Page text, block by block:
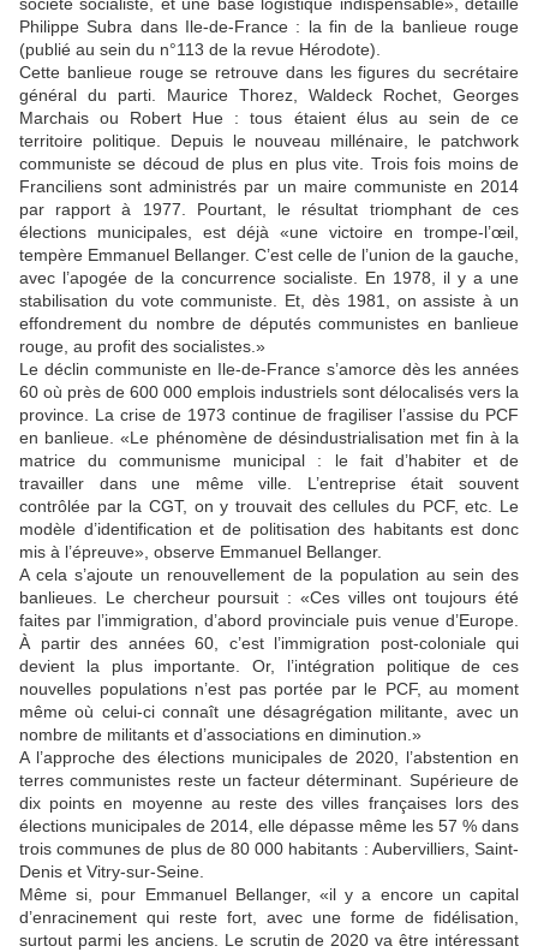
Philippe Subra dans Ile-de-France : la fin de la banlieue rouge
(publié au sein du n°113 de la revue Hérodote).
Cette banlieue rouge se retrouve dans les figures du secrétaire
général du parti. Maurice Thorez, Waldeck Rochet, Georges
Marchais ou Robert Hue : tous étaient élus au sein de ce
territoire politique. Depuis le nouveau millénaire, le patchwork
communiste se découd de plus en plus vite. Trois fois moins de
Franciliens sont administrés par un maire communiste en 2014
par rapport à 1977. Pourtant, le résultat triomphant de ces
élections municipales, est déjà «une victoire en trompe-l’œil,
tempère Emmanuel Bellanger. C’est celle de l’union de la gauche,
avec l’apogée de la concurrence socialiste. En 1978, il y a une
stabilisation du vote communiste. Et, dès 1981, on assiste à un
effondrement du nombre de députés communistes en banlieue
rouge, au profit des socialistes.»
Le déclin communiste en Ile-de-France s’amorce dès les années
60 où près de 600 000 emplois industriels sont délocalisés vers la
province. La crise de 1973 continue de fragiliser l’assise du PCF
en banlieue. «Le phénomène de désindustrialisation met fin à la
matrice du communisme municipal : le fait d’habiter et de
travailler dans une même ville. L’entreprise était souvent
contrôlée par la CGT, on y trouvait des cellules du PCF, etc. Le
modèle d’identification et de politisation des habitants est donc
mis à l’épreuve», observe Emmanuel Bellanger.
A cela s’ajoute un renouvellement de la population au sein des
banlieues. Le chercheur poursuit : «Ces villes ont toujours été
faites par l’immigration, d’abord provinciale puis venue d’Europe.
À partir des années 60, c’est l’immigration post-coloniale qui
devient la plus importante. Or, l’intégration politique de ces
nouvelles populations n’est pas portée par le PCF, au moment
même où celui-ci connaît une désagrégation militante, avec un
nombre de militants et d’associations en diminution.»
A l’approche des élections municipales de 2020, l’abstention en
terres communistes reste un facteur déterminant. Supérieure de
dix points en moyenne au reste des villes françaises lors des
élections municipales de 2014, elle dépasse même les 57 % dans
trois communes de plus de 80 000 habitants : Aubervilliers, Saint-
Denis et Vitry-sur-Seine.
Même si, pour Emmanuel Bellanger, «il y a encore un capital
d’enracinement qui reste fort, avec une forme de fidélisation,
surtout parmi les anciens. Le scrutin de 2020 va être intéressant